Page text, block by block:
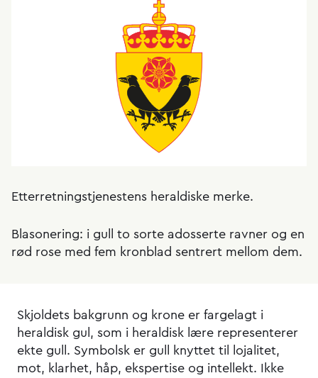
Etterretningstjenestens heraldiske merke.
Blasonering: i gull to sorte adosserte ravner og en
rød rose med fem kronblad sentrert mellom dem.
Skjoldets bakgrunn og krone er fargelagt i
heraldisk gul, som i heraldisk lære representerer
ekte gull. Symbolsk er gull knyttet til lojalitet,
mot, klarhet, håp, ekspertise og intellekt. Ikke